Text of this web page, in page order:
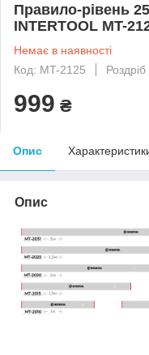
Правило-рівень
INTERTOOL MT-
Немає в наявності
Код: MT-2125
Роздріб
999 ₴
Опис
Опис